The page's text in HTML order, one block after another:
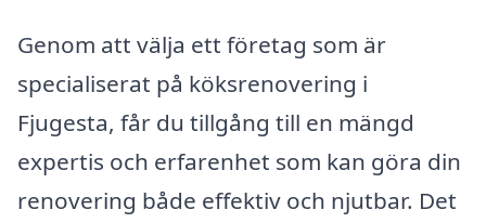
Genom att välja ett företag som är
specialiserat på köksrenovering i
Fjugesta, får du tillgång till en mängd
expertis och erfarenhet som kan göra din
renovering både effektiv och njutbar. Det